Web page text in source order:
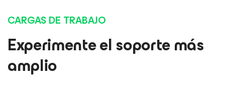
CARGAS DE TRABAJO
Experimente el soporte más
amplio